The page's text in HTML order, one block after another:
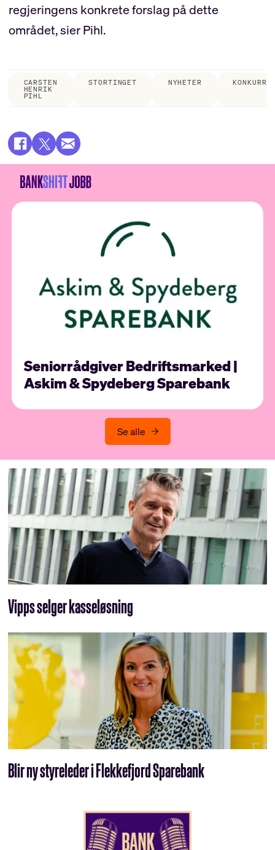
regjeringens konkrete forslag på dette
området, sier Pihl.
CARSTEN
HENRIK
PIHL
STORTINGET NYHETER
Seniorrådgiver Bedriftsmarked |
Askim & Spydeberg Sparebank
Se alle
Vipps selger kasseløsning
Blir ny styreleder i Flekkefjord Sparebank